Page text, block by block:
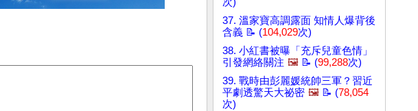
37. 溫家寶高調露面 知情人爆背後
含義 📝 (104,029次)
38. 小紅書被曝「充斥兒童色情」
引發網絡關注 🖼️ 📝 (99,288次)
39. 戰時由彭麗媛統帥三軍？習近
平劇透驚天大祕密 🖼️ 📝 (78,054
次)